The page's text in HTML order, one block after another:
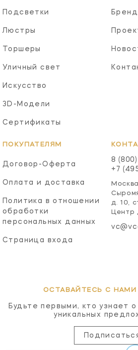
Подсветки
Люстры
Торшеры
Уличный свет
Искусство
3D-Модели
Сертификаты
ПОКУПАТЕЛЯМ
Договор-Оферта
Оплата и доставка
Политика в отношении
обработки
персональных данных
Страница входа
8
+7
д. 10,
Центр
ОСТАВАЙТЕСЬ С НАМИ
Будьте первыми, кто узнает
уникальных